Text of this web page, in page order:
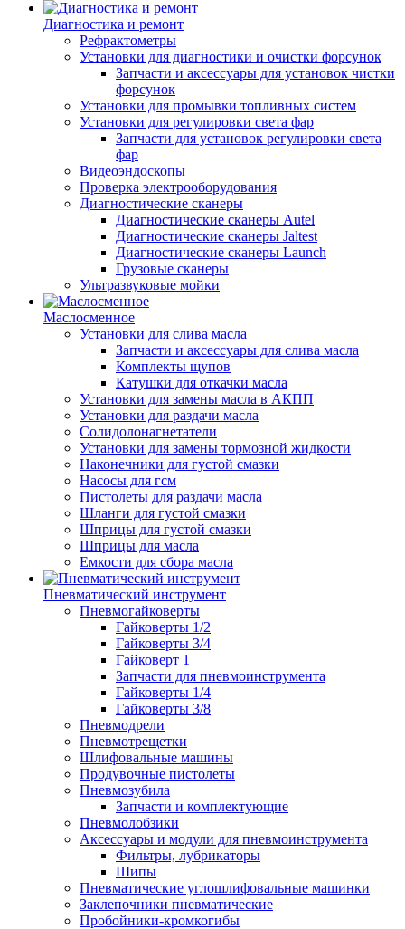
Диагностика и ремонт
Рефрактометры
Установки для диагностики и очистки форсунок
Запчасти и аксессуары для установок чистки
форсунок
Установки для промывки топливных систем
Установки для регулировки света фар
Запчасти для установок регулировки света
фар
Видеоэндоскопы
Проверка электрооборудования
Диагностические сканеры
Диагностические сканеры Autel
Диагностические сканеры Jaltest
Диагностические сканеры Launch
Грузовые сканеры
Ультразвуковые мойки
Маслосменное
Установки для слива масла
Запчасти и аксессуары для слива масла
Комплекты щупов
Катушки для откачки масла
Установки для замены масла в АКПП
Установки для раздачи масла
Солидолонагнетатели
Установки для замены тормозной жидкости
Наконечники для густой смазки
Насосы для гсм
Пистолеты для раздачи масла
Шланги для густой смазки
Шприцы для густой смазки
Шприцы для масла
Емкости для сбора масла
Пневматический инструмент
Пневмогайковерты
Гайковерты 1/2
Гайковерты 3/4
Гайковерт 1
Запчасти для пневмоинструмента
Гайковерты 1/4
Гайковерты 3/8
Пневмодрели
Пневмотрещетки
Шлифовальные машины
Продувочные пистолеты
Пневмозубила
Запчасти и комплектующие
Пневмолобзики
Аксессуары и модули для пневмоинструмента
Фильтры, лубрикаторы
Шипы
Пневматические углошлифовальные машинки
Заклепочники пневматические
Пробойники-кромкогибы